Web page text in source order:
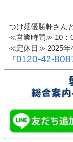
つけ麺優勝軒さん
≪営業時間≫ 10：
≪定休日≫ 2025年
『0120-42-